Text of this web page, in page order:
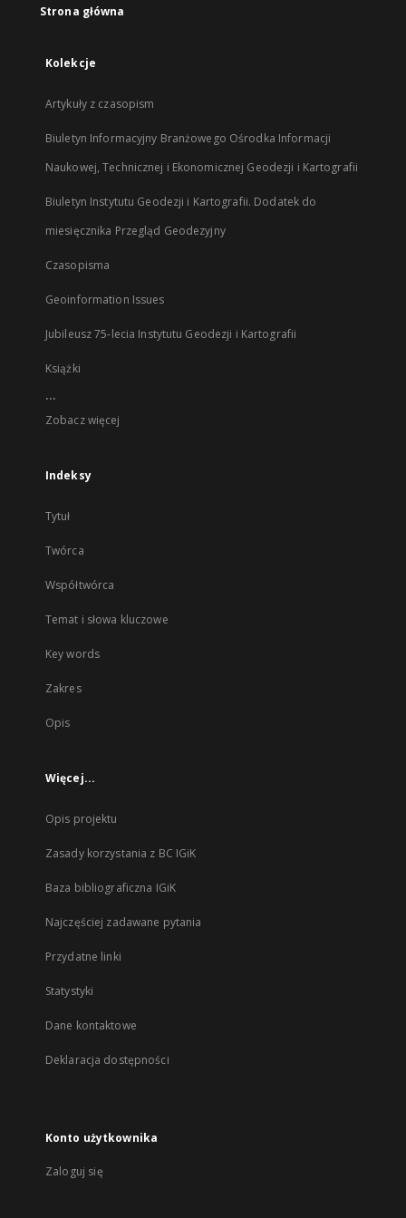
Strona główna
Kolekcje
Artykuły z czasopism
Biuletyn Informacyjny Branżowego Ośrodka Informacji
Naukowej, Technicznej i Ekonomicznej Geodezji i Kartografii
Biuletyn Instytutu Geodezji i Kartografii. Dodatek do
miesięcznika Przegląd Geodezyjny
Czasopisma
Geoinformation Issues
Jubileusz 75-lecia Instytutu Geodezji i Kartografii
Książki
...
Zobacz więcej
Indeksy
Tytuł
Twórca
Współtwórca
Temat i słowa kluczowe
Key words
Zakres
Opis
Więcej...
Opis projektu
Zasady korzystania z BC IGiK
Baza bibliograficzna IGiK
Najczęściej zadawane pytania
Przydatne linki
Statystyki
Dane kontaktowe
Deklaracja dostępności
Konto użytkownika
Zaloguj się